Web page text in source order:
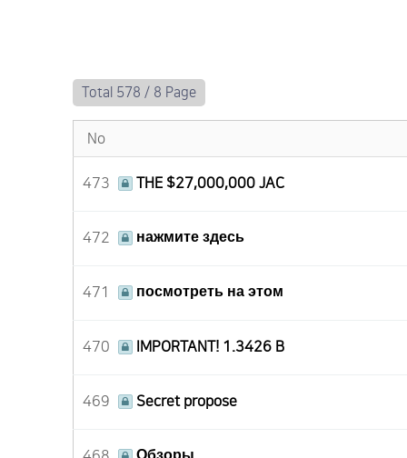
Total 578 / 8 Page
No
473 THE $27,000,000 JAC
472 нажмите здесь
471 посмотреть на этом
470 IMPORTANT! 1.3426 B
469 Secret propose